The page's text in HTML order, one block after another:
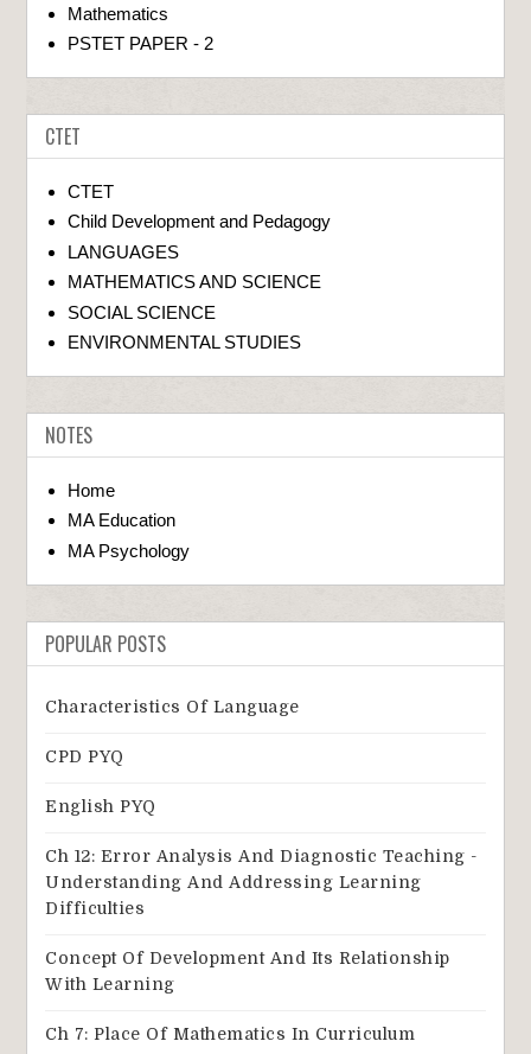
Mathematics
PSTET PAPER - 2
CTET
CTET
Child Development and Pedagogy
LANGUAGES
MATHEMATICS AND SCIENCE
SOCIAL SCIENCE
ENVIRONMENTAL STUDIES
NOTES
Home
MA Education
MA Psychology
POPULAR POSTS
Characteristics Of Language
CPD PYQ
English PYQ
Ch 12: Error Analysis And Diagnostic Teaching -
Understanding And Addressing Learning
Difficulties
Concept Of Development And Its Relationship
With Learning
Ch 7: Place Of Mathematics In Curriculum